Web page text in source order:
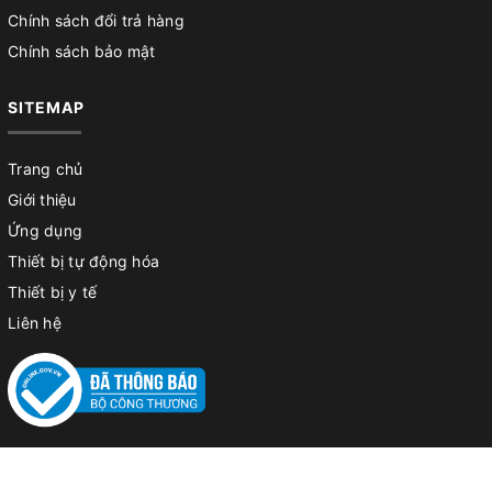
Chính sách đổi trả hàng
Chính sách bảo mật
SITEMAP
Trang chủ
Giới thiệu
Ứng dụng
Thiết bị tự động hóa
Thiết bị y tế
Liên hệ